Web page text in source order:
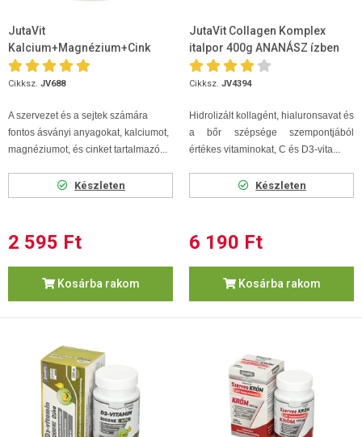
JutaVit
Kalcium+Magnézium+Cink
Forte 90 db
Cikksz. JV688
A szervezet és a sejtek számára
fontos ásványi anyagokat, kalciumot,
magnéziumot, és cinket tartalmazó...
Készleten
2 595 Ft
Kosárba rakom
JutaVit Collagen Komplex
italpor 400g ANANÁSZ ízben
Cikksz. JV4394
Hidrolizált kollagént, hialuronsavat és
a bőr szépsége szempontjából
értékes vitaminokat, C és D3-vita...
Készleten
6 190 Ft
Kosárba rakom